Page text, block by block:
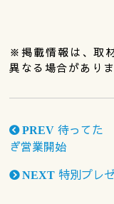
※掲載情報は、取
異なる場合があり
PREV 待ってた
ぎ営業開始
NEXT 特別プレ